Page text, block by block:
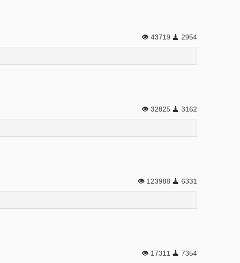
43719 2954
32825 3162
123988 6331
17311 7354